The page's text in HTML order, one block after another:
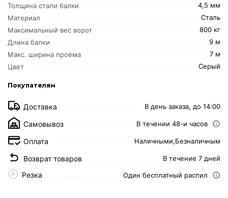
Толщина стали балки
4,5 мм
Материал
Сталь
Максимальный вес ворот
800 кг
Длина балки
9 м
Макс. ширина проёма
7 м
Цвет
Серый
Покупателям
Доставка В день заказа, до 14:00
Самовывоз В течении 48-и часов
Оплата Наличными,Безналичным
Возврат товаров В течение 7 дней
Резка Один бесплатный распил